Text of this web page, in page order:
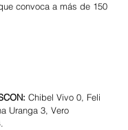
convoca a más de 150
Chibel Vivo 0, Feli
Uranga 3, Vero